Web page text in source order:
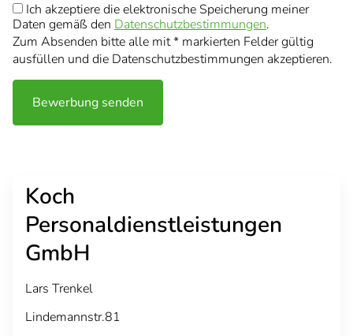
Ich akzeptiere die elektronische Speicherung meiner
Daten gemäß den Datenschutzbestimmungen.
Zum Absenden bitte alle mit * markierten Felder gültig
ausfüllen und die Datenschutzbestimmungen akzeptieren.
Bewerbung senden
Koch
Personaldienstleistungen
GmbH
Lars Trenkel
Lindemannstr.81